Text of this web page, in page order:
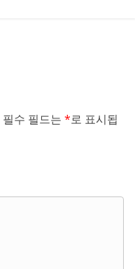
필수 필드는 *로 표시됩